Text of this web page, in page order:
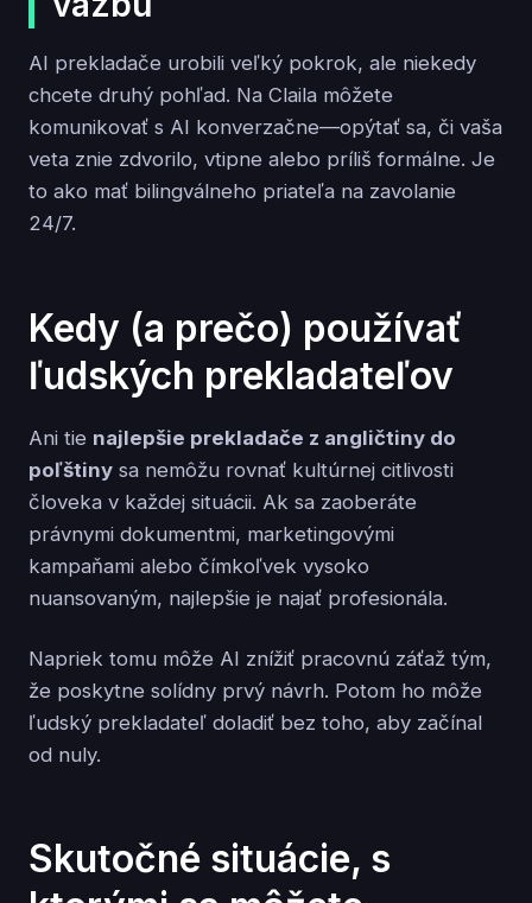
AI prekladače urobili veľký pokrok, ale niekedy
chcete druhý pohľad. Na Claila môžete
komunikovať s AI konverzačne—opýtať sa, či vaša
veta znie zdvorilo, vtipne alebo príliš formálne. Je
to ako mať bilingválneho priateľa na zavolanie
24/7.
Kedy (a prečo) používať
ľudských prekladateľov
Ani tie najlepšie prekladače z angličtiny do
poľštiny sa nemôžu rovnať kultúrnej citlivosti
človeka v každej situácii. Ak sa zaoberáte
právnymi dokumentmi, marketingovými
kampaňami alebo čímkoľvek vysoko
nuansovaným, najlepšie je najať profesionála.
Napriek tomu môže AI znížiť pracovnú záťaž tým,
že poskytne solídny prvý návrh. Potom ho môže
ľudský prekladateľ doladiť bez toho, aby začínal
od nuly.
Skutočné situácie, s